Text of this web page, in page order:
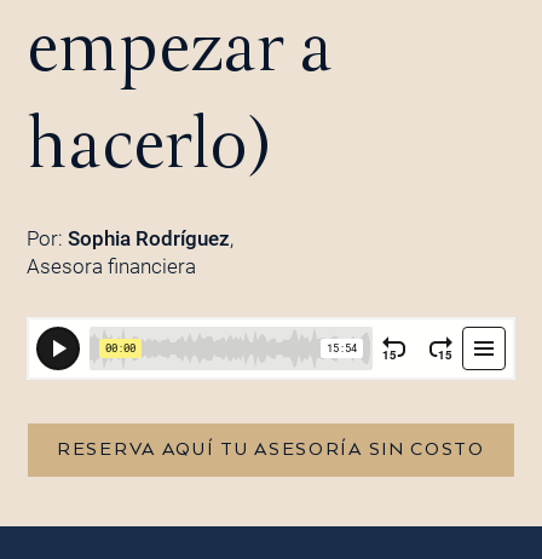
empezar a
hacerlo)
Por: Sophia Rodríguez,
Asesora financiera
RESERVA AQUÍ TU ASESORÍA SIN COSTO